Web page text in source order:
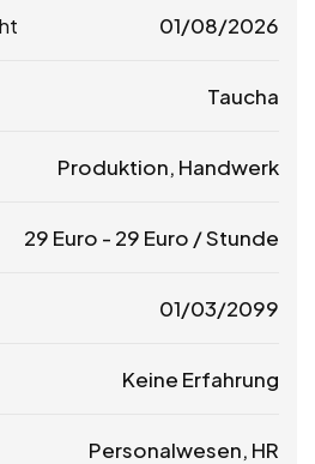
01/08/2026
Taucha
Produktion, Handwerk
29 Euro - 29 Euro / Stunde
01/03/2099
Keine Erfahrung
Personalwesen, HR